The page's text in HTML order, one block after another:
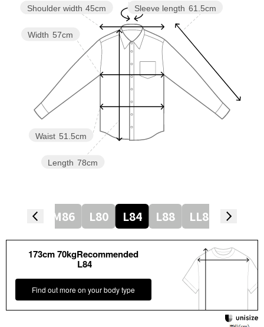
Sleeve length 61.5cm
Length 78cm
Waist 51.5cm
Width 57cm
Shoulder width 45cm
M82 M86 L80 L84 L88 LL82 LL86
173cm 70kgRecommended
L84
Find out more on your body type